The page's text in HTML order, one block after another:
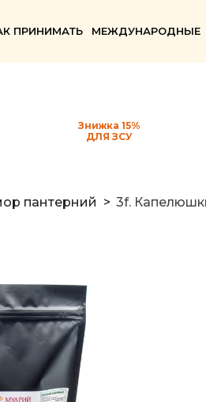
ПРИНИМАТЬ МЕЖДУНАРОДНЫЕ
Знижка 15%
ДЛЯ ЗСУ
пантерний 3f.